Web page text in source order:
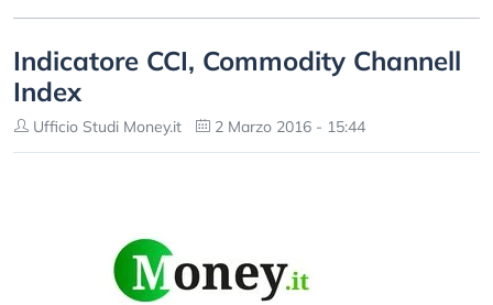
Indicatore CCI, Commodity Channell
Index
Ufficio Studi Money.it 2 Marzo 2016 - 15:44